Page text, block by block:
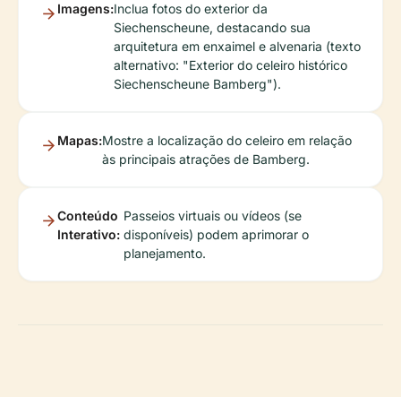
Imagens:Inclua fotos do exterior da
Siechenscheune, destacando sua
arquitetura em enxaimel e alvenaria (texto
alternativo: "Exterior do celeiro histórico
Siechenscheune Bamberg").
Mapas:Mostre a localização do celeiro em relação
às principais atrações de Bamberg.
Conteúdo
Interativo:
Passeios virtuais ou vídeos (se
disponíveis) podem aprimorar o
planejamento.